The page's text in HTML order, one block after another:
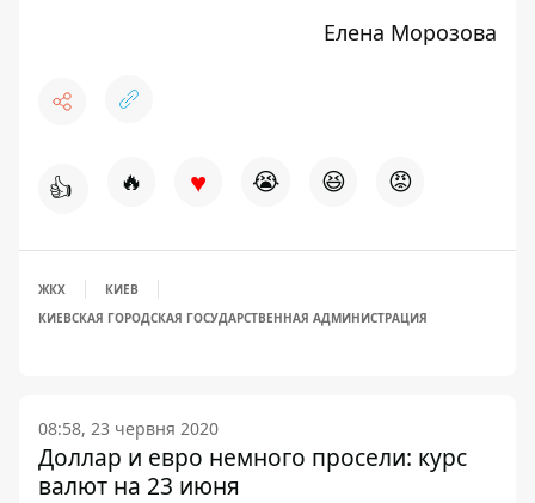
Елена Морозова
👍 🔥 ♥ 😭 😆 😡
ЖКХ
КИЕВ
КИЕВСКАЯ ГОРОДСКАЯ ГОСУДАРСТВЕННАЯ АДМИНИСТРАЦИЯ
08:58, 23 червня 2020
Доллар и евро немного просели: курс
валют на 23 июня